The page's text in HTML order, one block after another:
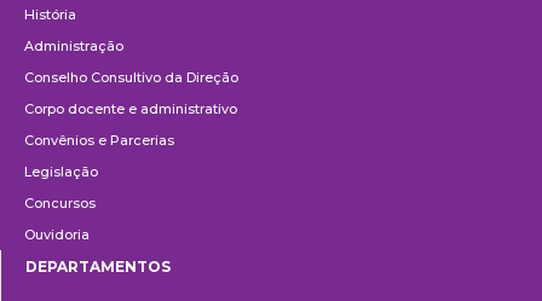
História
Administração
Conselho Consultivo da Direção
Corpo docente e administrativo
Convênios e Parcerias
Legislação
Concursos
Ouvidoria
DEPARTAMENTOS